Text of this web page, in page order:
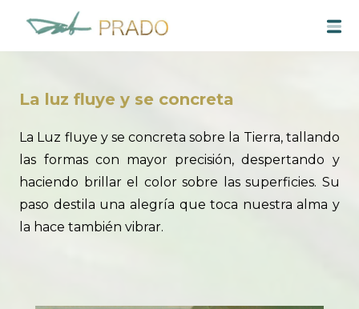
contenido
La luz fluye y se concreta
La Luz fluye y se concreta sobre la Tierra, tallando
las formas con mayor precisión, despertando y
haciendo brillar el color sobre las superficies. Su
paso destila una alegría que toca nuestra alma y
la hace también vibrar.